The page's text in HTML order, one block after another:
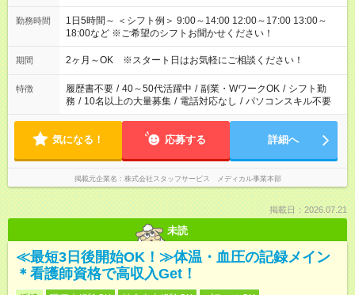
勤務時間
1日5時間～ ＜シフト例＞ 9:00～14:00 12:00～17:00 13:00～
18:00など ※ご希望のシフトお聞かせください！
期間 2ヶ月～OK ※スタート日はお気軽にご相談ください！
特徴 履歴書不要 / 40～50代活躍中 / 副業・WワークOK / シフト勤
務 / 10名以上の大量募集 / 電話対応なし / パソコンスキル不要
気になる！ 応募する 詳細へ
掲載元企業名 株式会社スタッフサービス メディカル事業本部
掲載日：2026.07.21
未読
≪最短3日後開始OK！≫体温・血圧の記録メイン
＊看護師資格で高収入Get！